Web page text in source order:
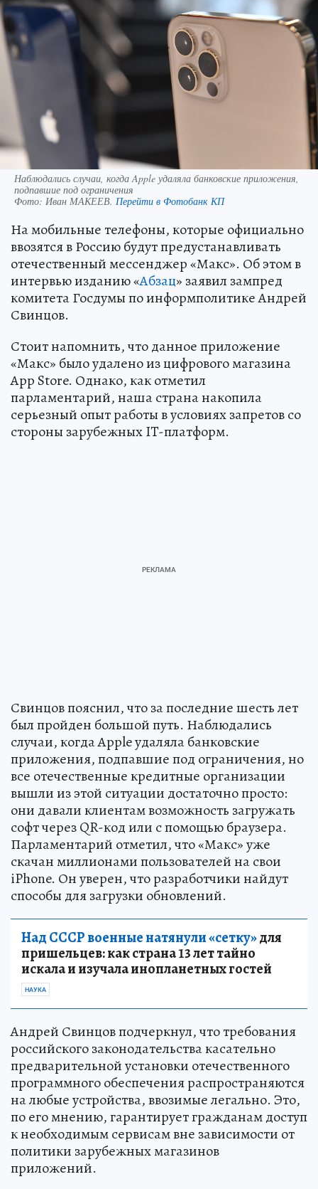
Наблюдались случаи, когда Apple удаляла банковские приложения,
подпавшие под ограничения
Фото: Иван МАКЕЕВ. Перейти в Фотобанк КП
На мобильные телефоны, которые официально
ввозятся в Россию будут предустанавливать
отечественный мессенджер «Макс». Об этом в
интервью изданию «Абзац» заявил зампред
комитета Госдумы по информполитике Андрей
Свинцов.
Стоит напомнить, что данное приложение
«Макс» было удалено из цифрового магазина
App Store. Однако, как отметил
парламентарий, наша страна накопила
серьезный опыт работы в условиях запретов со
стороны зарубежных IT-платформ.
Свинцов пояснил, что за последние шесть лет
был пройден большой путь. Наблюдались
случаи, когда Apple удаляла банковские
приложения, подпавшие под ограничения, но
все отечественные кредитные организации
вышли из этой ситуации достаточно просто:
они давали клиентам возможность загружать
софт через QR-код или с помощью браузера.
Парламентарий отметил, что «Макс» уже
скачан миллионами пользователей на свои
iPhone. Он уверен, что разработчики найдут
способы для загрузки обновлений.
Над СССР военные натянули «сетку»для
пришельцев: как страна 13 лет тайно
искала и изучала инопланетных гостей
НАУКА
Андрей Свинцов подчеркнул, что требования
российского законодательства касательно
предварительной установки отечественного
программного обеспечения распространяются
на любые устройства, ввозимые легально. Это,
по его мнению, гарантирует гражданам доступ
к необходимым сервисам вне зависимости от
политики зарубежных магазинов
приложений.